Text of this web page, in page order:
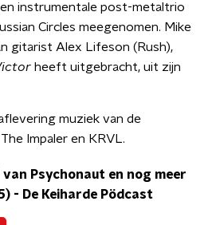
instrumentale post-metaltrio
Circles meegenomen. Mike
gitarist Alex Lifeson (Rush),
heeft uitgebracht, uit zijn
muziek van de
Impaler en KRVL.
Psychonaut en nog meer
- De Keiharde Pödcast